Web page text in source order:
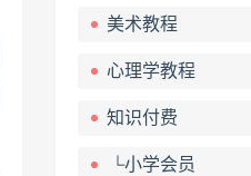
美术教程
心理学教程
知识付费
└小学会员